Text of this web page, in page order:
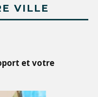
VILLE
et votre